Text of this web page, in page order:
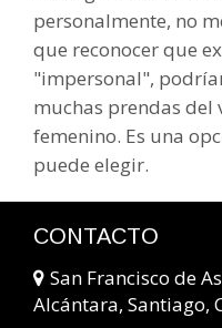
personalmente, no
que reconocer que
"impersonal",
muchas prendas
femenino. Es una
puede elegir.
CONTACTO
San Francisco de
Alcántara, Santiago,